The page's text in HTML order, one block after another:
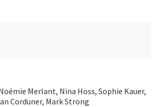
Merlant, Nina Hoss, Sophie Kauer,
Corduner, Mark Strong